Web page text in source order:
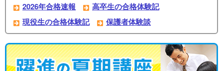
2026年合格速報
高卒生の合格体験記
現役生の合格体験記
保護者体験談